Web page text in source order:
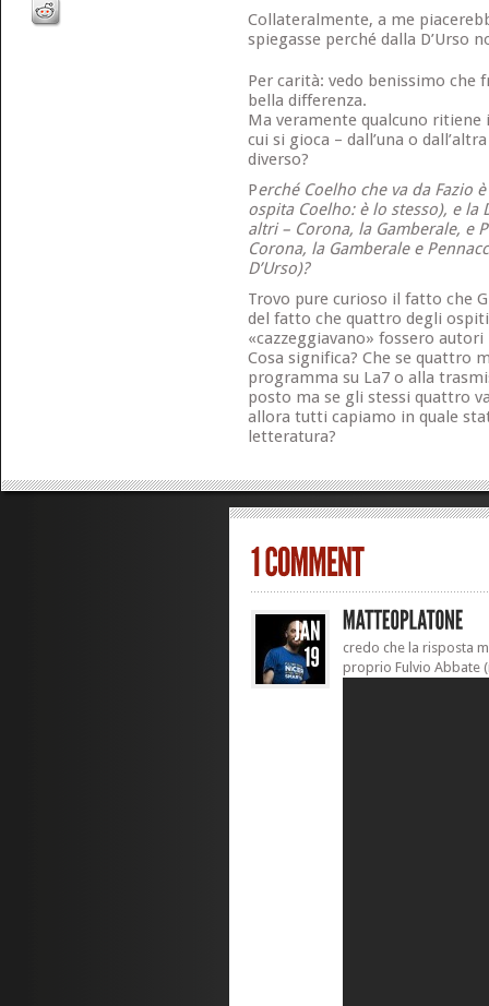
Collateralmente, a me
spiegasse perché dalla D’Urso
Per carità: vedo benissimo che
bella differenza.
Ma veramente qualcuno ritiene
cui si gioca – dall’una o
diverso?
Perché Coelho che va da Fazio
ospita Coelho: è lo stesso), e la
altri – Corona, la Gamberale, e
Corona, la Gamberale e
D’Urso)?
Trovo pure curioso il fatto che
del fatto che quattro degli
«cazzeggiavano» fossero
Cosa significa? Che se quattro
programma su La7 o alla
posto ma se gli stessi quattro
allora tutti capiamo in quale
letteratura?
credo che la risposta
proprio Fulvio Abbate